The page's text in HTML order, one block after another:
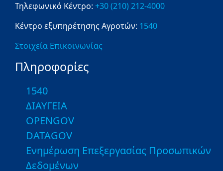
Τηλεφωνικό Κέντρο: +30 (210) 212-4000
Κέντρο εξυπηρέτησης Αγροτών: 1540
Στοιχεία Επικοινωνίας
Πληροφορίες
1540
ΔΙΑΥΓΕΙΑ
OPENGOV
DATAGOV
Ενημέρωση Επεξεργασίας Προσωπικών
Δεδομένων